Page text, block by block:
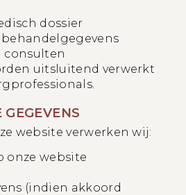
dossier
consulten
uitsluitend verwerkt
website verwerken wij:
onze website
(indien akkoord